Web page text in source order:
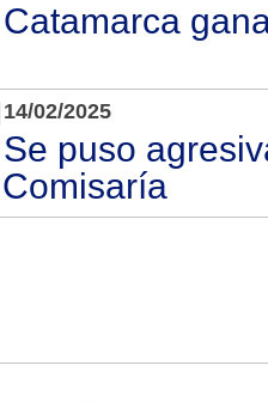
Catamarca
14/02/2025
Se puso